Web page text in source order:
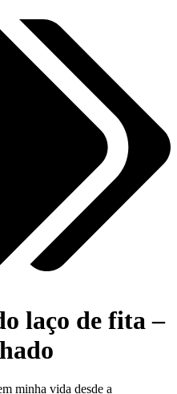
laço de fita –
minha vida desde a